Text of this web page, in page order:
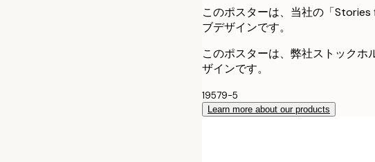
このポスターは、当社の「
ブデザインです。
このポスターは、弊社ストック
ザインです。
19579-5
Learn more about our products